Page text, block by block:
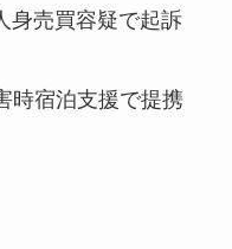
身売買容疑で起訴
時宿泊支援で提携